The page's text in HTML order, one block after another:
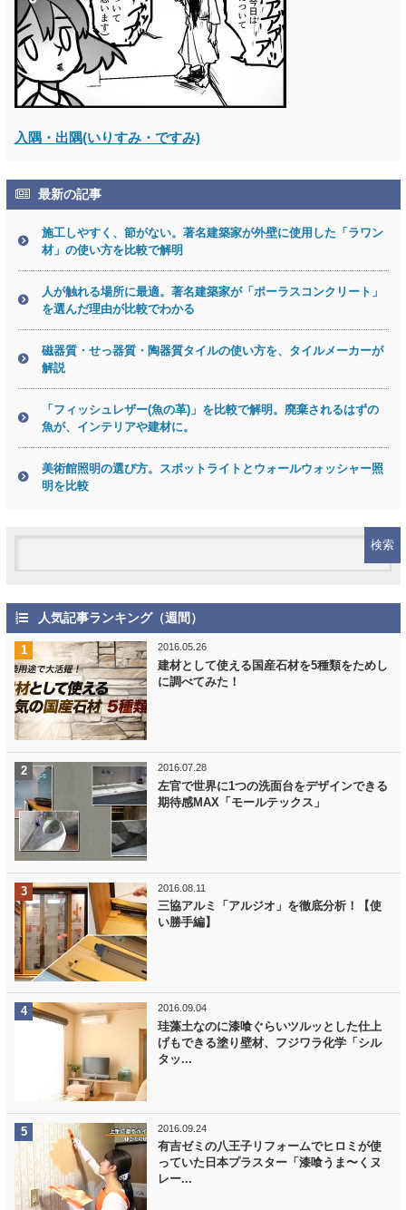
入隅・出隅(いりすみ・ですみ)
最新の記事
施工しやすく、節がない。著名建築家が外壁に使用した「ラワン
材」の使い方を比較で解明
人が触れる場所に最適。著名建築家が「ポーラスコンクリート」
を選んだ理由が比較でわかる
磁器質・せっ器質・陶器質タイルの使い方を、タイルメーカーが
解説
「フィッシュレザー(魚の革)」を比較で解明。廃棄されるはずの
魚が、インテリアや建材に。
美術館照明の選び方。スポットライトとウォールウォッシャー照
明を比較
人気記事ランキング（週間）
2016.05.26
建材として使える国産石材を5種類をためし
に調べてみた！
2016.07.28
左官で世界に1つの洗面台をデザインできる
期待感MAX「モールテックス」
2016.08.11
三協アルミ「アルジオ」を徹底分析！【使
い勝手編】
2016.09.04
珪藻土なのに漆喰ぐらいツルッとした仕上
げもできる塗り壁材、フジワラ化学「シル
タッ...
2016.09.24
有吉ゼミの八王子リフォームでヒロミが使
っていた日本プラスター「漆喰うま〜くヌ
レー...